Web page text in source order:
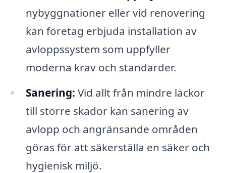
nybyggnationer eller vid renovering
kan företag erbjuda installation av
avloppssystem som uppfyller
moderna krav och standarder.
Sanering: Vid allt från mindre läckor
till större skador kan sanering av
avlopp och angränsande områden
göras för att säkerställa en säker och
hygienisk miljö.